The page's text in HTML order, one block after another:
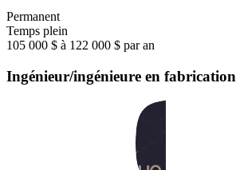
Permanent
Temps plein
105 000 $ à 122 000 $ par an
Ingénieur/ingénieure en fabrication